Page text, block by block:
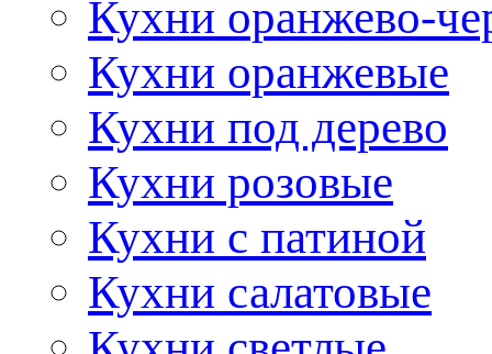
Кухни оранжево-
Кухни оранжевые
Кухни под дерево
Кухни розовые
Кухни с патиной
Кухни салатовые